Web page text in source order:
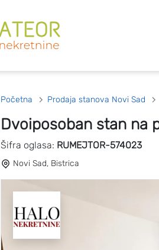
Početna Prodaja stanova Novi Sad
Dvoiposoban stan na
Šifra oglasa: RUMEJTOR-574023
Novi Sad, Bistrica